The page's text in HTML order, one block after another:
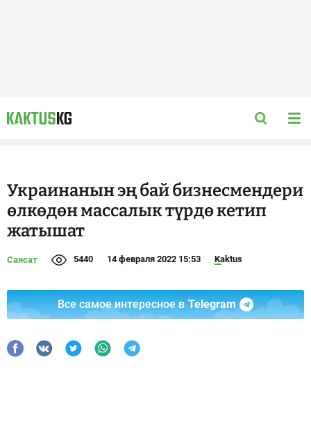
Украинанын эң бай бизнесмендери
өлкөдөн массалык түрдө кетип
жатышат
Саясат 5440 14 февраля 2022 15:53 Kaktus
Все самое интересное в Telegram